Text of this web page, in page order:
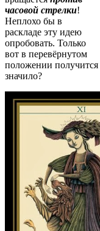
часовой стрелки!
Неплохо бы в
раскладе эту идею
опробовать. Только
вот в перевёрнутом
положении получится
значило?